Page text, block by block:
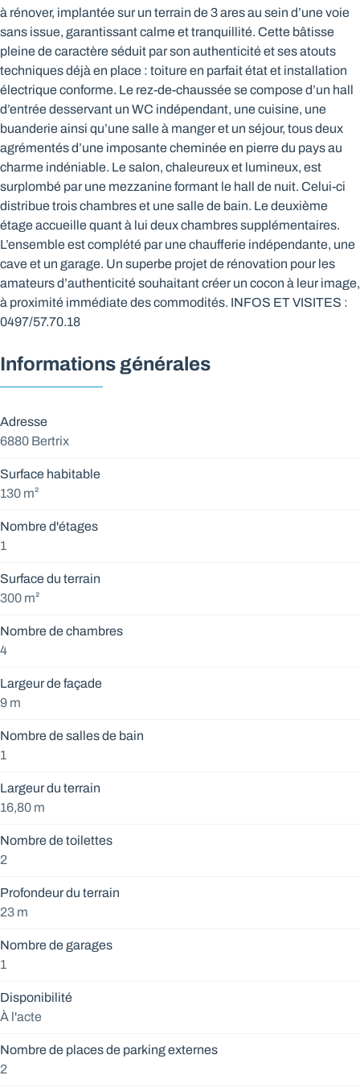
à rénover, implantée sur un terrain de 3 ares au sein d’une voie
sans issue, garantissant calme et tranquillité. Cette bâtisse
pleine de caractère séduit par son authenticité et ses atouts
techniques déjà en place : toiture en parfait état et installation
électrique conforme. Le rez-de-chaussée se compose d’un hall
d’entrée desservant un WC indépendant, une cuisine, une
buanderie ainsi qu’une salle à manger et un séjour, tous deux
agrémentés d’une imposante cheminée en pierre du pays au
charme indéniable. Le salon, chaleureux et lumineux, est
surplombé par une mezzanine formant le hall de nuit. Celui-ci
distribue trois chambres et une salle de bain. Le deuxième
étage accueille quant à lui deux chambres supplémentaires.
L’ensemble est complété par une chaufferie indépendante, une
cave et un garage. Un superbe projet de rénovation pour les
amateurs d’authenticité souhaitant créer un cocon à leur image,
à proximité immédiate des commodités. INFOS ET VISITES :
0497/57.70.18
Informations générales
Adresse
6880 Bertrix
Surface habitable
130 m²
Nombre d'étages
1
Surface du terrain
300 m²
Nombre de chambres
4
Largeur de façade
9 m
Nombre de salles de bain
1
Largeur du terrain
16,80 m
Nombre de toilettes
2
Profondeur du terrain
23 m
Nombre de garages
1
Disponibilité
À l'acte
Nombre de places de parking externes
2